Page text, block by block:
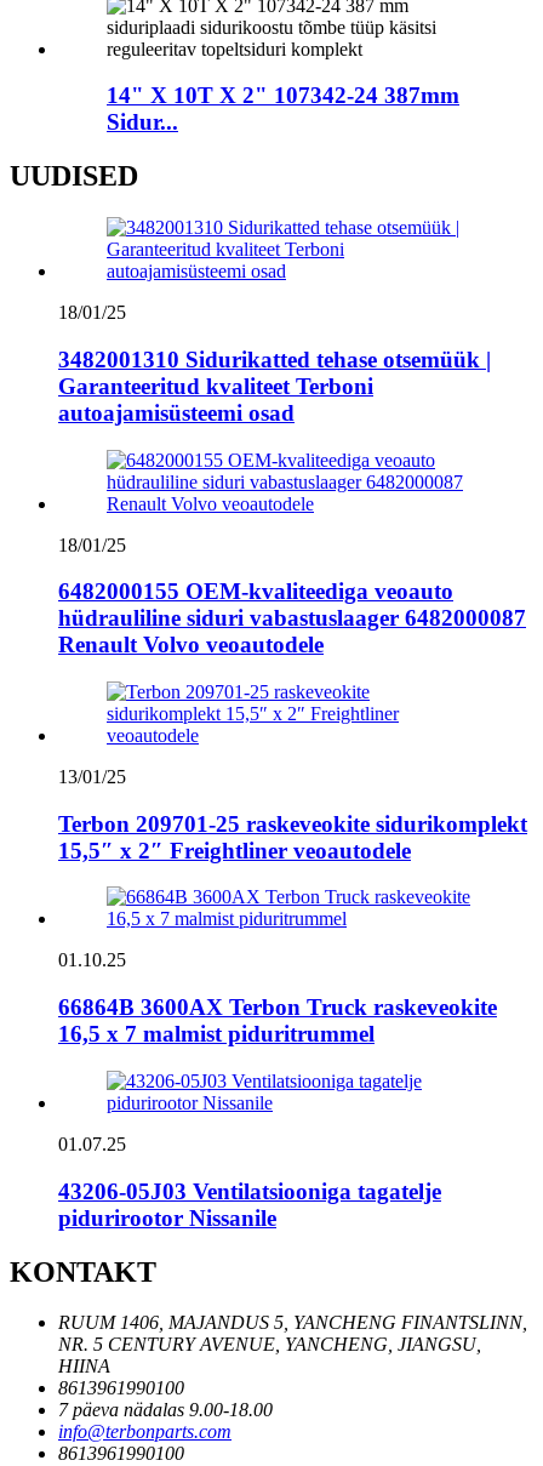
14" X 10T X 2" 107342-24 387mm
Sidur...
UUDISED
18/01/25
3482001310 Sidurikatted tehase otsemüük |
Garanteeritud kvaliteet Terboni
autoajamisüsteemi osad
18/01/25
6482000155 OEM-kvaliteediga veoauto
hüdrauliline siduri vabastuslaager 6482000087
Renault Volvo veoautodele
13/01/25
Terbon 209701-25 raskeveokite sidurikomplekt
15,5″ x 2″ Freightliner veoautodele
01.10.25
66864B 3600AX Terbon Truck raskeveokite
16,5 x 7 malmist piduritrummel
01.07.25
43206-05J03 Ventilatsiooniga tagatelje
pidurirootor Nissanile
KONTAKT
RUUM 1406, MAJANDUS 5, YANCHENG FINANTSLINN,
NR. 5 CENTURY AVENUE, YANCHENG, JIANGSU,
HIINA
8613961990100
7 päeva nädalas 9.00-18.00
info@terbonparts.com
8613961990100